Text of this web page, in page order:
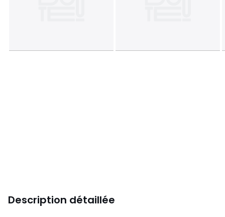
Description détaillée